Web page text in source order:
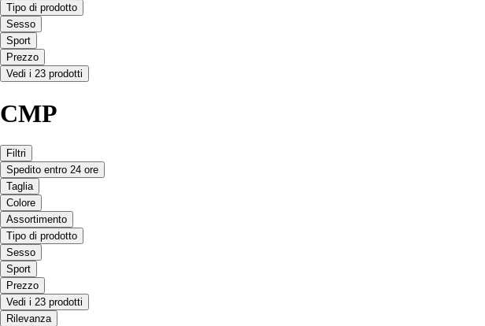
Tipo di prodotto
Sesso
Sport
Prezzo
Vedi i 23 prodotti
CMP
Filtri
Spedito entro 24 ore
Taglia
Colore
Assortimento
Tipo di prodotto
Sesso
Sport
Prezzo
Vedi i 23 prodotti
Rilevanza